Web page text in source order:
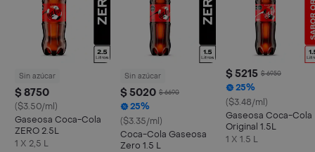
Sin azúcar
$ 8750
($3.50/ml)
Gaseosa Coca-Cola
ZERO 2.5L
1 X 2,5 L
Sin azúcar
$ 5020 $ 6690
25%
($3.35/ml)
Coca-Cola Gaseosa
Zero 1.5 L
$ 5215 $ 6950
25%
($3.48/ml)
Gaseosa Coca-Cola
Original 1.5L
1 X 1.5 L